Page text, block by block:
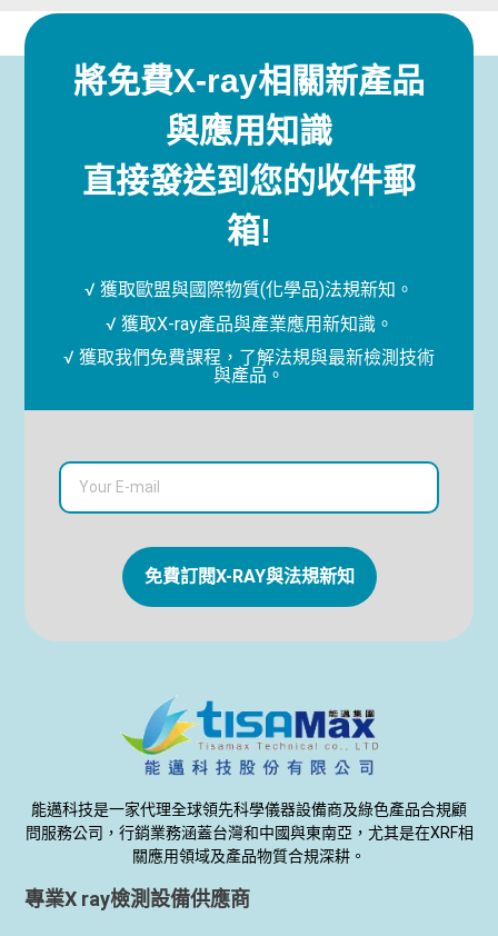
將免費X-ray相關新產品
與應用知識
直接發送到您的收件郵
箱!
√ 獲取歐盟與國際物質(化學品)法規新知。
√ 獲取X-ray產品與產業應用新知識。
√ 獲取我們免費課程，了解法規與最新檢測技術
與產品。
免費訂閱X-RAY與法規新知
能邁科技是一家代理全球領先科學儀器設備商及綠色產品合規顧
問服務公司，行銷業務涵蓋台灣和中國與東南亞，尤其是在XRF相
關應用領域及產品物質合規深耕。
專業X ray檢測設備供應商